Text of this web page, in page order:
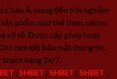
Châu Á, mang đến trải nghiệm
phẩm như thể thao, casino
xổ số. Được cấp phép hoạt
cam kết bảo mật thông tin,
hàng 24/7.
SHBET SHBET SHBET